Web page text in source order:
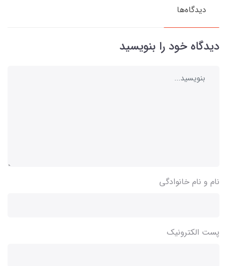
دیدگاه‌ها
دیدگاه خود را بنویسید
نام و نام خانوادگی
پست الکترونیک